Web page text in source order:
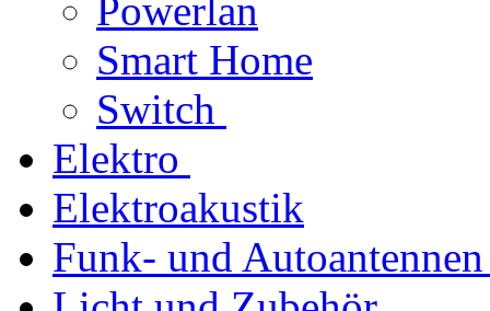
Powerlan
Smart Home
Switch
Elektro
Elektroakustik
Funk- und Autoantennen